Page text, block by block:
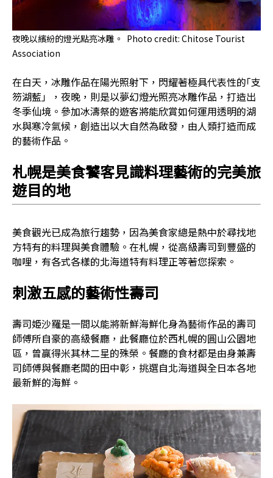
夜晚以繽紛的燈光點亮冰雕。 Photo credit: Chitose Tourist
Association
在白天，冰雕作品在陽光照射下，閃耀著極具代表性的｢支
笏湖藍」，夜晚，則是以夢幻燈光照亮冰雕作品，打造出
冬季仙境。參加冰濤祭的遊客將能欣賞如何運用透明的湖
水與寒冷氣候，創造出以大自然為啟發，由人類打造而成
的藝術作品。
札幌是美食饕客見識料理藝術的完美旅
遊目的地
美食觀光已成為旅行趨勢，因為美食家總是熱中於尋找地
方特有的料理與美食體驗。在札幌，從高級壽司到豐盛的
咖哩，有各式各樣的北海道特有料理正等著您探索。
刺激五感的藝術性壽司
壽司姫沙羅是一間以能將新鮮海鮮化身為藝術作品的壽司
師傅所自豪的高級餐廳，此餐廳位於西札幌的圓山公園地
區，曾贏得米其林二星的殊榮。餐廳的食材都是由身兼壽
司師傅與餐廳老闆的田中彰，挑選自北海道與全日本各地
最新鮮的海鮮。